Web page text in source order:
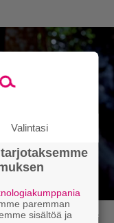
kirje löytyi
Valintasi
paremman
sisältöä ja